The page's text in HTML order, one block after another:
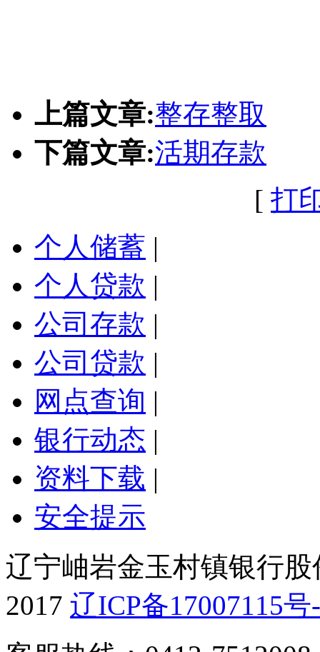
上篇文章:整存整取
下篇文章:活期存款
[ 打
个人储蓄 |
个人贷款 |
公司存款 |
公司贷款 |
网点查询 |
银行动态 |
资料下载 |
安全提示
辽宁岫岩金玉村镇银行
2017 辽ICP备17007115号